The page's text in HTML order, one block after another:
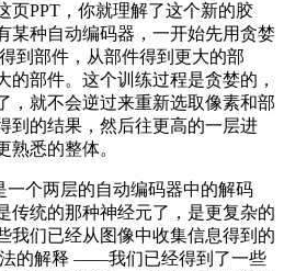
PPT，你就理解了这个新的胶
某种自动编码器，一开始先用贪婪
到部件，从部件得到更大的部
的部件。这个训练过程是贪婪的，
，就不会逆过来重新选取像素和部
到的结果，然后往更高的一层进
熟悉的整体。
个两层的自动编码器中的解码
传统的那种神经元了，是更复杂的
我们已经从图像中收集信息得到的
的解释 ——我们已经得到了一些